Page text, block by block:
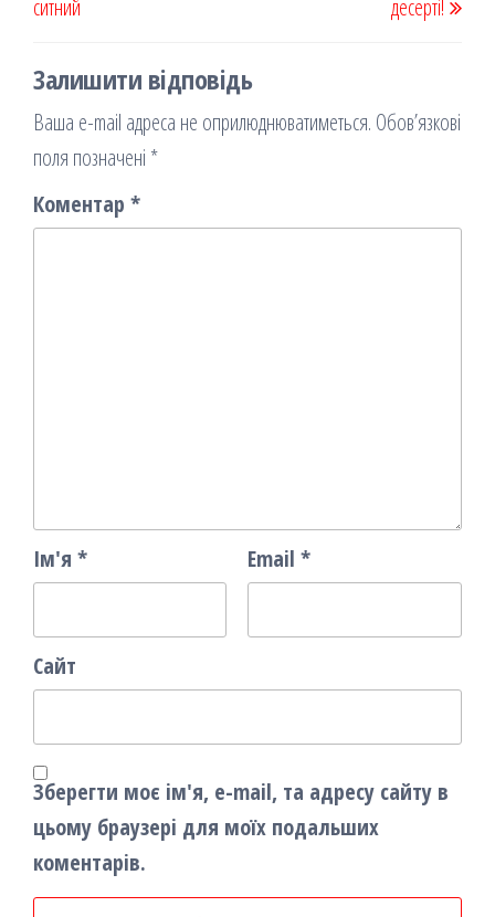
ситний
десерті!
Залишити відповідь
Ваша e-mail адреса не оприлюднюватиметься. Обов’язкові
поля позначені *
Коментар *
Ім'я * Email *
Сайт
Зберегти моє ім'я, e-mail, та адресу сайту в
цьому браузері для моїх подальших
коментарів.